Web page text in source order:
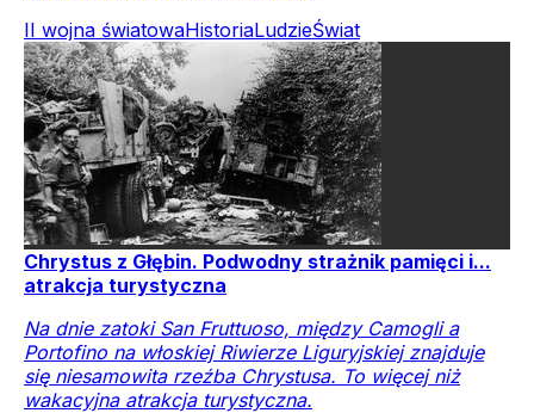
II wojna światowaHistoriaLudzieŚwiat
Chrystus z Głębin. Podwodny strażnik pamięci i...
atrakcja turystyczna
Na dnie zatoki San Fruttuoso, między Camogli a
Portofino na włoskiej Riwierze Liguryjskiej znajduje
się niesamowita rzeźba Chrystusa. To więcej niż
wakacyjna atrakcja turystyczna.